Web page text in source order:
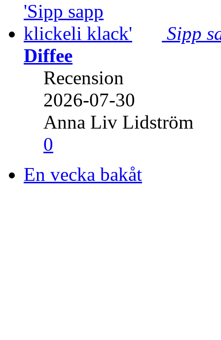
Sipp
Diffee
Recension
2026-07-30
Anna Liv Lidström
0
En vecka bakåt